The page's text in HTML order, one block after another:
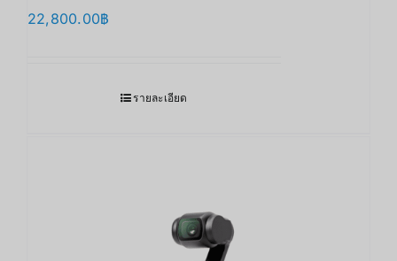
22,800.00฿
รายละเอียด